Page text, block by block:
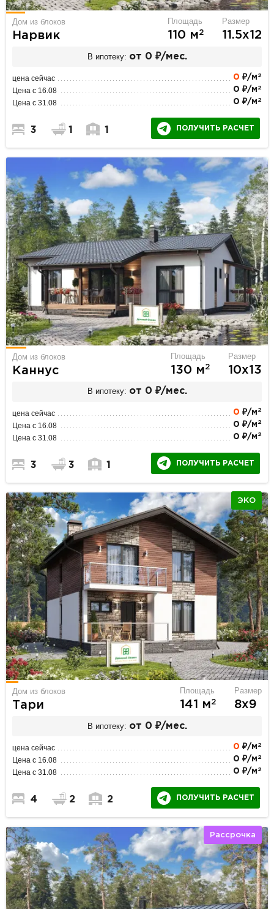
Дом из блоков
Нарвик
Площадь
110 м2
Размер
11.5х12
В ипотеку: от 0 ₽/мес.
цена сейчас 0 ₽/м 2
Цена с 16.08 0 ₽/м 2
Цена с 31.08 0 ₽/м 2
3 1 1 ПОЛУЧИТЬ РАСЧЕТ
Дом из блоков
Каннус
Площадь
130 м2
Размер
10х13
В ипотеку: от 0 ₽/мес.
цена сейчас 0 ₽/м 2
Цена с 16.08 0 ₽/м 2
Цена с 31.08 0 ₽/м 2
3 3 1 ПОЛУЧИТЬ РАСЧЕТ
ЭКО
Дом из блоков
Тари
Площадь
141 м2
Размер
8х9
В ипотеку: от 0 ₽/мес.
цена сейчас 0 ₽/м 2
Цена с 16.08 0 ₽/м 2
Цена с 31.08 0 ₽/м 2
4 2 2 ПОЛУЧИТЬ РАСЧЕТ
Рассрочка